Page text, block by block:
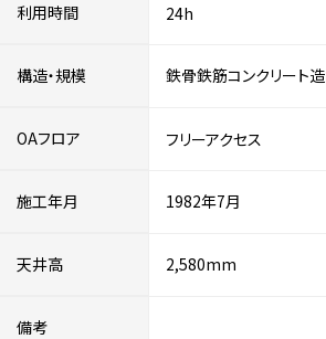
利用時間 24h
構造・規模 鉄骨鉄筋コンクリート造
OAフロア フリーアクセス
施工年月 1982年7月
天井高 2,580mm
備考